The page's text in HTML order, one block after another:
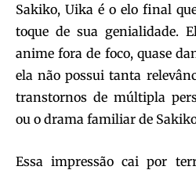
Sakiko, Uika é o elo final
toque de sua genialidade.
anime fora de foco, quase
ela não possui tanta
transtornos de múltipla
ou o drama familiar de
Essa impressão cai por